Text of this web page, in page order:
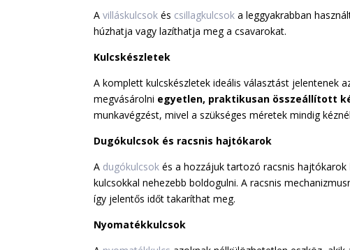
Avilláskulcsok és csillagkulcsok a leggyakrabban
húzhatja vagy lazíthatja meg a csavarokat.
Kulcskészletek
A komplett kulcskészletek ideális választást jelentenek
megvásárolni egyetlen, praktikusan összeállított
munkavégzést, mivel a szükséges méretek mindig
Dugókulcsok és racsnis hajtókarok
A dugókulcsok és a hozzájuk tartozó racsnis hajtókarok
kulcsokkal nehezebb boldogulni. A racsnis
így jelentős időt takaríthat meg.
Nyomatékkulcsok